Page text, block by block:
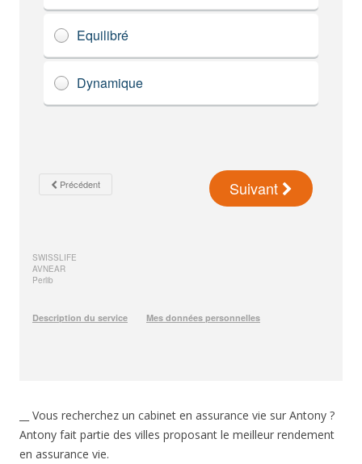
__ Vous recherchez un cabinet en assurance vie sur Antony ?
Antony fait partie des villes proposant le meilleur rendement
en assurance vie.